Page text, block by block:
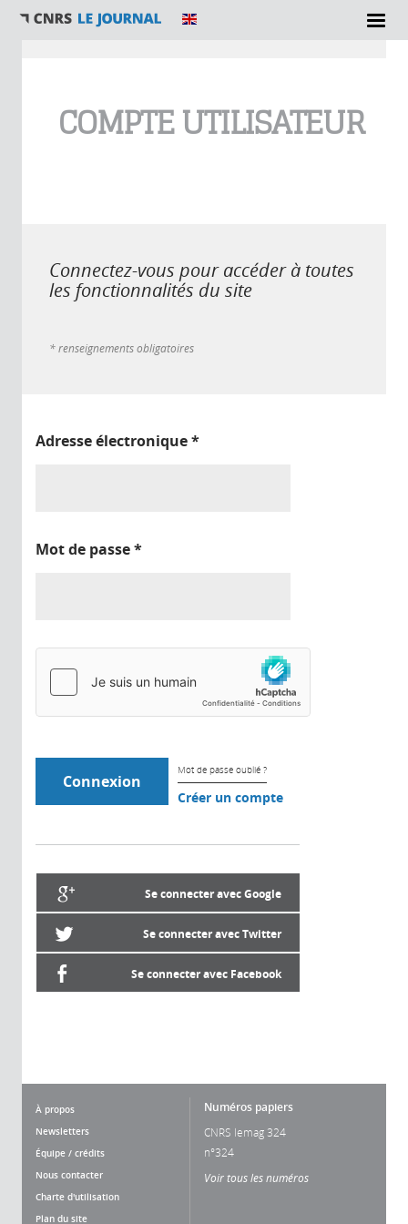
COMPTE UTILISATEUR
Connectez-vous pour accéder à toutes
les fonctionnalités du site
* renseignements obligatoires
Adresse électronique*
Mot de passe*
Mot de passe oublié ?
Créer un compte
Se connecter avec Google
Se connecter avec Twitter
Se connecter avec Facebook
À propos
Newsletters
Équipe / crédits
Nous contacter
Charte d'utilisation
Plan du site
Numéros papiers
CNRS lemag 324
n°324
Voir tous les numéros